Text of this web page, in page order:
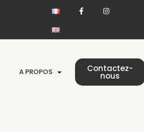
A PROPOS Contactez-
nous